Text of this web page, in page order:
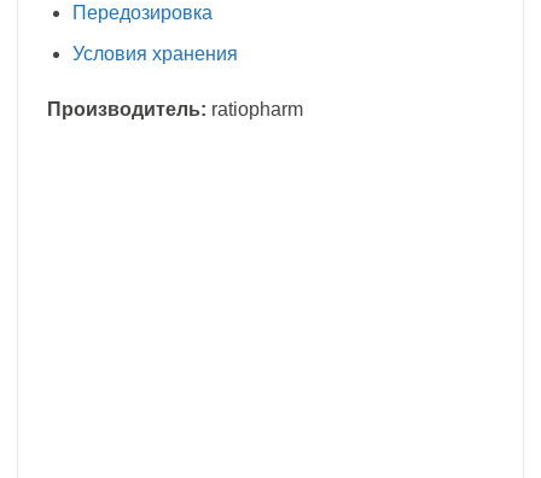
Передозировка
Условия хранения
Производитель: ratiopharm